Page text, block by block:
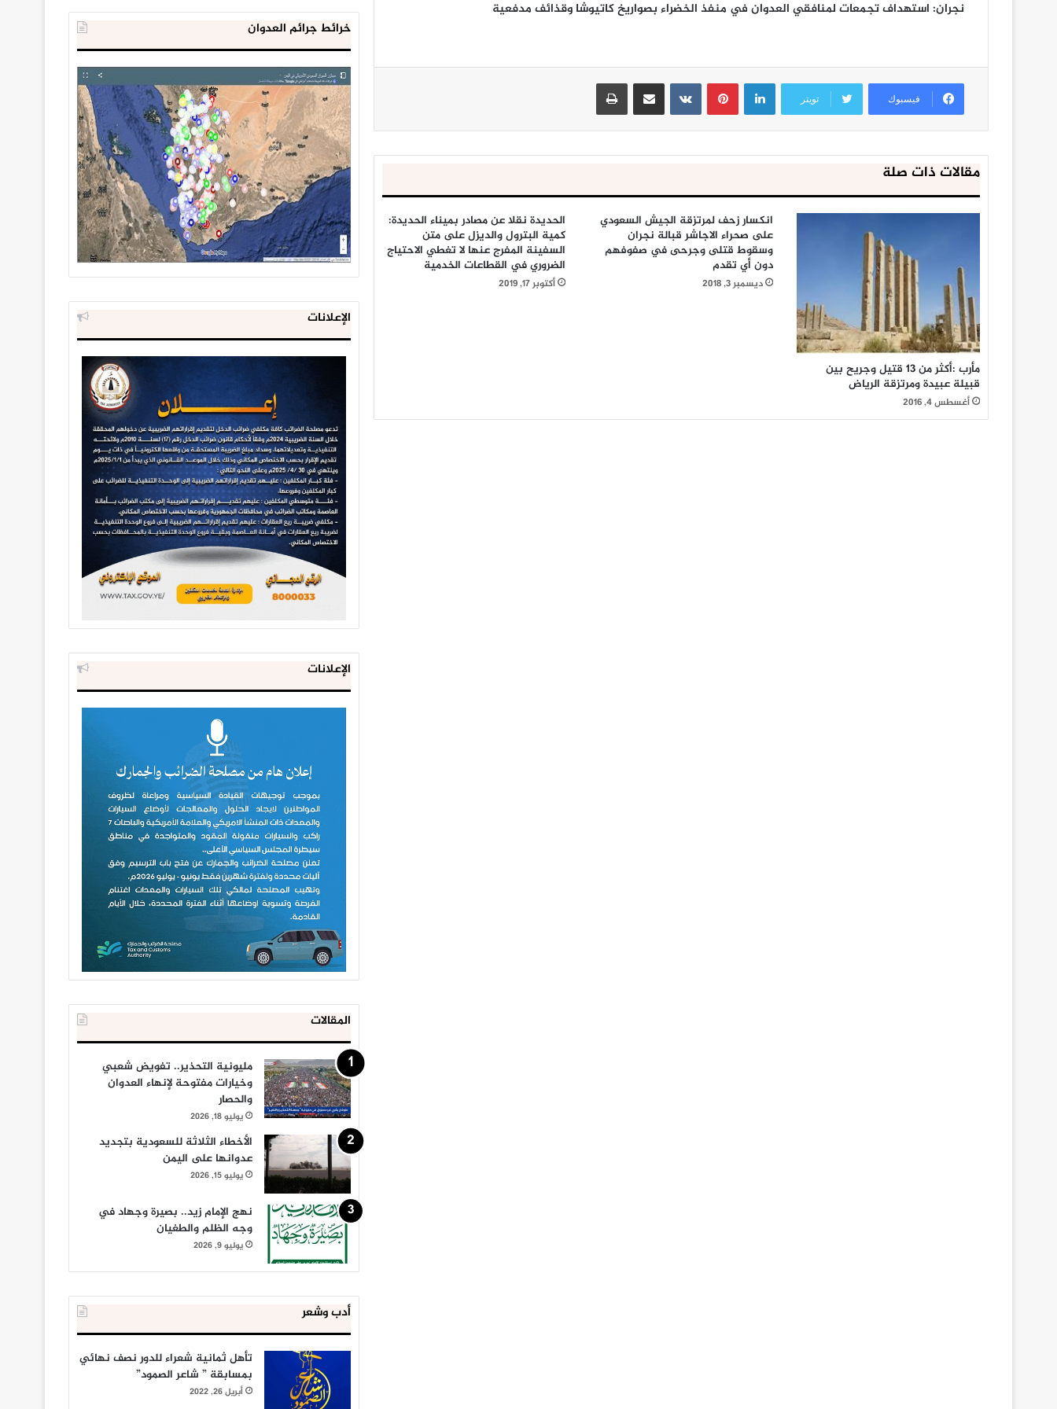
نجران: استهداف تجمعات لمنافقي العدوان في منفذ الخضراء بصواريخ كاتيوشا وقذائف مدفعية
فيسبوك تويتر
لينكدإنبينتيريست مشاركة عبر البريد طباعة
مقالات ذات صلة
مأرب :أكثر من 13 قتيل وجريح بين
قبيلة عبيدة ومرتزقة الرياض
أغسطس 4, 2016
انكسار زحف لمرتزقة الجيش السعودي
على صحراء الاجاشر قبالة نجران
وسقوط قتلى وجرحى في صفوفهم
دون أي تقدم
ديسمبر 3, 2018
الحديدة نقلا عن مصادر بميناء الحديدة:
كمية البترول والديزل على متن
السفينة المفرج عنها لا تغطي الاحتياج
الضروري في القطاعات الخدمية
أكتوبر 17, 2019
خرائط جرائم العدوان
الإعلانات
الإعلانات
المقالات
مليونية التحذير.. تفويض شعبي
وخيارات مفتوحة لإنهاء العدوان
والحصار
يوليو 18, 2026
الأخطاء الثلاثة للسعودية بتجديد
عدوانها على اليمن
يوليو 15, 2026
نهج الإمام زيد.. بصيرة وجهاد في
وجه الظلم والطغيان
يوليو 9, 2026
أدب وشعر
تأهل ثمانية شعراء للدور نصف نهائي
بمسابقة ” شاعر الصمود”
أبريل 26, 2022